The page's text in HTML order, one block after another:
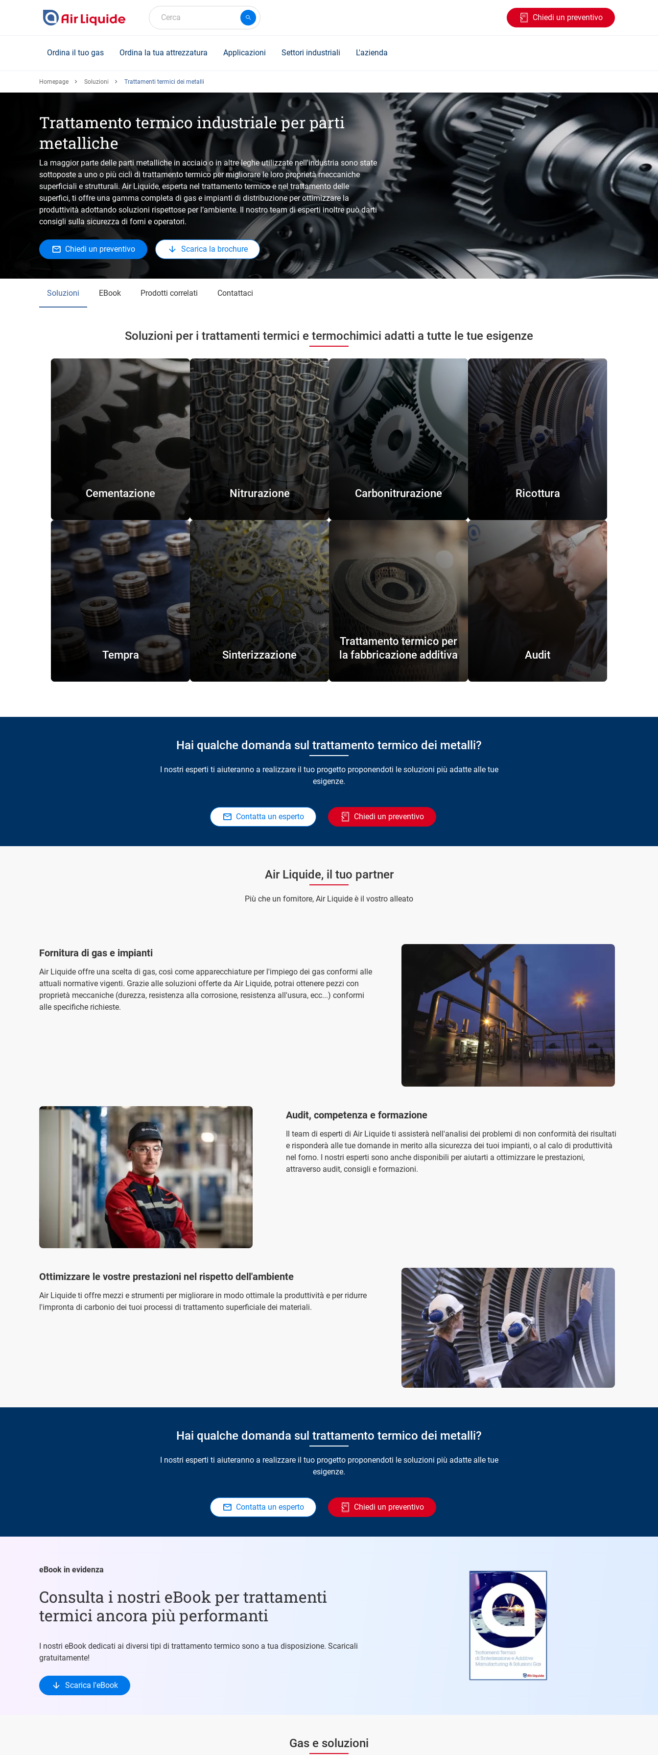
Cerca Chiedi un preventivo
Ordina il tuo gas Ordina la tua attrezzatura Applicazioni Settori industriali L'azienda
Homepage Soluzioni Trattamenti termici dei metalli
Trattamento termico industriale per parti
metalliche
La maggior parte delle parti metalliche in acciaio o in altre leghe utilizzate nell'industria sono state
sottoposte a uno o più cicli di trattamento termico per migliorare le loro proprietà meccaniche
superficiali e strutturali. Air Liquide, esperta nel trattamento termico e nel trattamento delle
superfici, ti offre una gamma completa di gas e impianti di distribuzione per ottimizzare la
produttività adottando soluzioni rispettose per l’ambiente. Il nostro team di esperti inoltre può darti
consigli sulla sicurezza di forni e operatori.
Chiedi un preventivo Scarica la brochure
Soluzioni eBook Prodotti correlati Contattaci
Soluzioni per i trattamenti termici e termochimici adatti a tutte le tue esigenze
Cementazione Nitrurazione Carbonitrurazione Ricottura
Tempra Sinterizzazione
Trattamento termico per
la fabbricazione additiva
Audit
Hai qualche domanda sul trattamento termico dei metalli?
I nostri esperti ti aiuteranno a realizzare il tuo progetto proponendoti le soluzioni più adatte alle tue
esigenze.
Contatta un esperto Chiedi un preventivo
Air Liquide, il tuo partner
Più che un fornitore, Air Liquide è il vostro alleato
Fornitura di gas e impianti
Air Liquide offre una scelta di gas, così come apparecchiature per l'impiego dei gas conformi alle
attuali normative vigenti. Grazie alle soluzioni offerte da Air Liquide, potrai ottenere pezzi con
proprietà meccaniche (durezza, resistenza alla corrosione, resistenza all'usura, ecc...) conformi
alle specifiche richieste.
Audit, competenza e formazione
Il team di esperti di Air Liquide ti assisterà nell'analisi dei problemi di non conformità dei risultati
e risponderà alle tue domande in merito alla sicurezza dei tuoi impianti, o al calo di produttività
nel forno. I nostri esperti sono anche disponibili per aiutarti a ottimizzare le prestazioni,
attraverso audit, consigli e formazioni.
Ottimizzare le vostre prestazioni nel rispetto dell'ambiente
Air Liquide ti offre mezzi e strumenti per migliorare in modo ottimale la produttività e per ridurre
l'impronta di carbonio dei tuoi processi di trattamento superficiale dei materiali.
Hai qualche domanda sul trattamento termico dei metalli?
I nostri esperti ti aiuteranno a realizzare il tuo progetto proponendoti le soluzioni più adatte alle tue
esigenze.
Contatta un esperto Chiedi un preventivo
eBook in evidenza
Consulta i nostri eBook per trattamenti
termici ancora più performanti
I nostri eBook dedicati ai diversi tipi di trattamento termico sono a tua disposizione. Scaricali
gratuitamente!
Scarica l'eBook
Gas e soluzioni